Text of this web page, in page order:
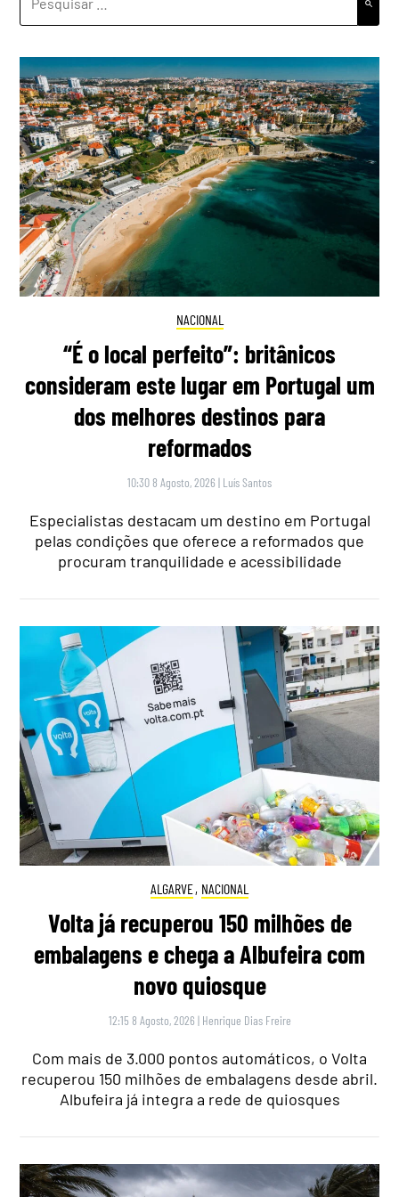
NACIONAL
“É o local perfeito”: britânicos
consideram este lugar em Portugal um
dos melhores destinos para
reformados
10:30 8 Agosto, 2026 | Luís Santos
Especialistas destacam um destino em Portugal
pelas condições que oferece a reformados que
procuram tranquilidade e acessibilidade
ALGARVE, NACIONAL
Volta já recuperou 150 milhões de
embalagens e chega a Albufeira com
novo quiosque
12:15 8 Agosto, 2026 | Henrique Dias Freire
Com mais de 3.000 pontos automáticos, o Volta
recuperou 150 milhões de embalagens desde abril.
Albufeira já integra a rede de quiosques